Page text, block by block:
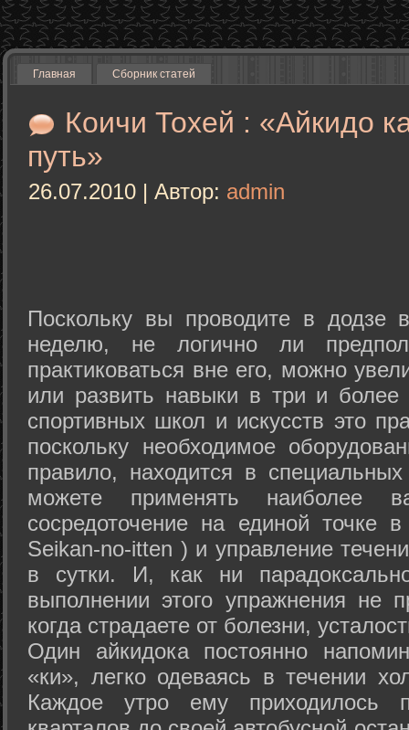
Главная Сборник статей
Коичи Тохей : «Айкидо
путь»
26.07.2010 | Автор: admin
Поскольку вы проводите в додзе
неделю, не логично ли
практиковаться вне его, можно
или развить навыки в три и
спортивных школ и искусств это
поскольку необходимое
правило, находится в
можете применять наиболее
сосредоточение на единой точке
Seikan-­no-­itten ) и управление
в сутки. И, как ни
выполнении этого упражнения не
когда страдаете от болезни,
Один айкидока постоянно
«ки», легко одеваясь в течении
Каждое утро ему приходилось